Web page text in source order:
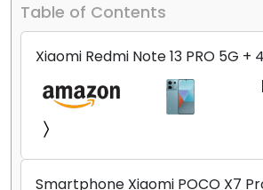
Table of Contents
Xiaomi Redmi Note 13 PRO 5G +
GB + 8 GB) 200 MP Triplo
e) + (Pacote de carregador
rápido) (Ocean Teal (ROM))
Smartphone Xiaomi POCO X7